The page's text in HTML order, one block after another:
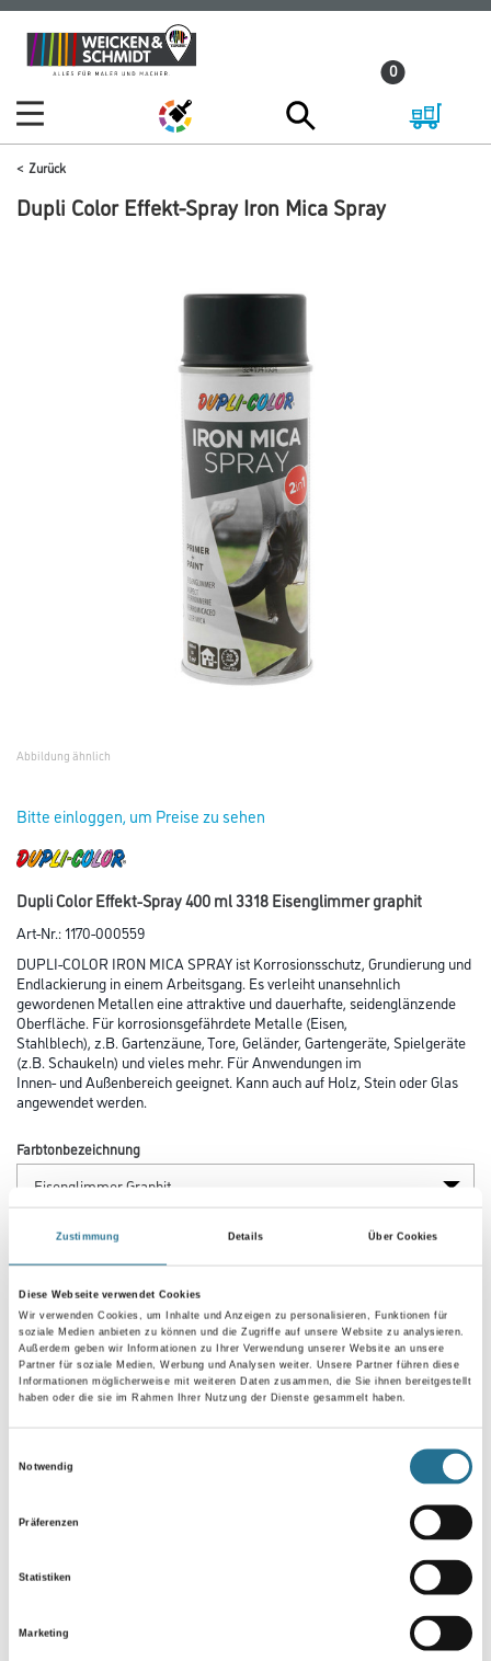
Zustimmung Details Über Cookies
Diese Webseite verwendet Cookies
Wir verwenden Cookies, um Inhalte und Anzeigen zu personalisieren, Funktionen für
soziale Medien anbieten zu können und die Zugriffe auf unsere Website zu analysieren.
Außerdem geben wir Informationen zu Ihrer Verwendung unserer Website an unsere
Partner für soziale Medien, Werbung und Analysen weiter. Unsere Partner führen diese
Informationen möglicherweise mit weiteren Daten zusammen, die Sie ihnen bereitgestellt
haben oder die sie im Rahmen Ihrer Nutzung der Dienste gesammelt haben.
Notwendig
Präferenzen
Statistiken
Marketing
Zum
Inhalt
Zum
Navigationsmenü
0
Zurück
Dupli Color Effekt-Spray Iron Mica Spray
Abbildung ähnlich
Bitte einloggen, um Preise zu sehen
Dupli Color Effekt-Spray 400 ml 3318 Eisenglimmer graphit
Art-Nr.:1170-000559
DUPLI-COLOR IRON MICA SPRAY ist Korrosionsschutz, Grundierung und
Endlackierung in einem Arbeitsgang. Es verleiht unansehnlich
gewordenen Metallen eine attraktive und dauerhafte, seidenglänzende
Oberfläche. Für korrosionsgefährdete Metalle (Eisen,
Stahlblech), z.B. Gartenzäune, Tore, Geländer, Gartengeräte, Spielgeräte
(z.B. Schaukeln) und vieles mehr. Für Anwendungen im
Innen- und Außenbereich geeignet. Kann auch auf Holz, Stein oder Glas
angewendet werden.
Farbtonbezeichnung
Gebinde
Umrechnungsfaktoren